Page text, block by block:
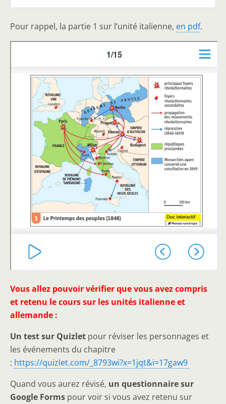
Pour rappel, la partie 1 sur l’unité italienne, en pdf.
Vous allez pouvoir vérifier que vous avez compris
et retenu le cours sur les unités italienne et
allemande :
Un test sur Quizlet pour réviser les personnages et
les événements du chapitre
: https://quizlet.com/_8793wi?x=1jqt&i=17gaw9
Quand vous aurez révisé, un questionnaire sur
Google Forms pour voir si vous avez retenu sur